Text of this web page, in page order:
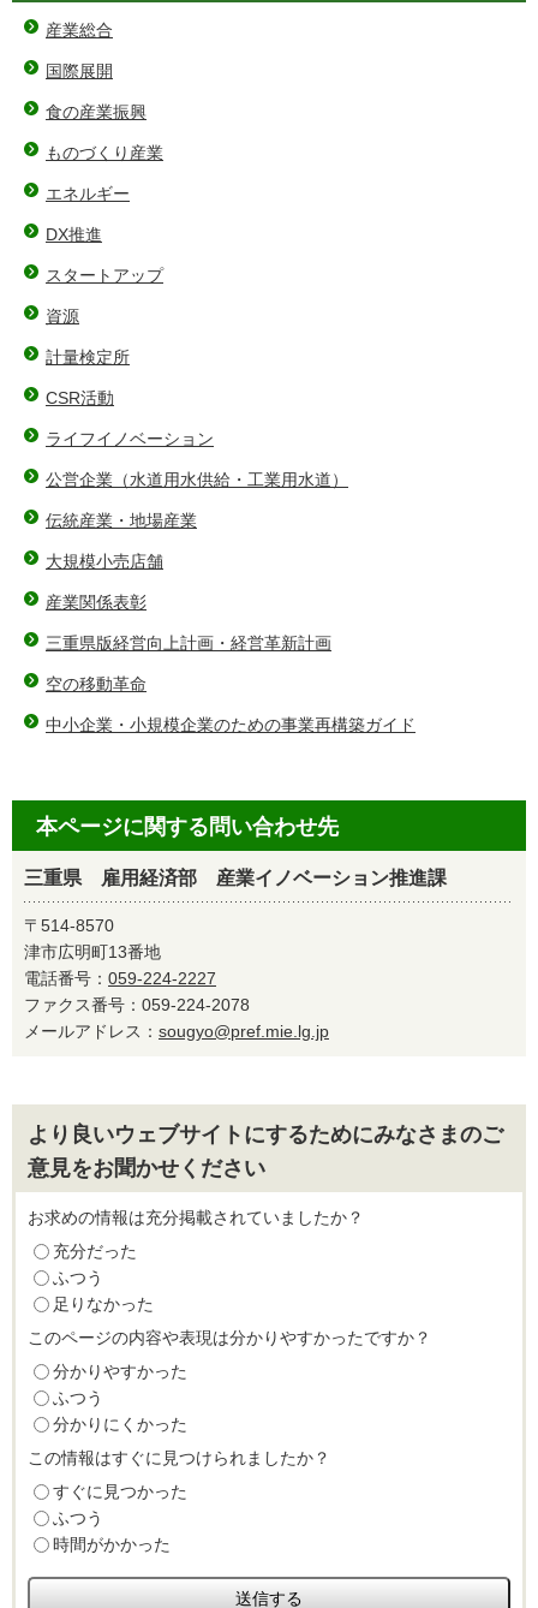
産業総合
国際展開
食の産業振興
ものづくり産業
エネルギー
DX推進
スタートアップ
資源
計量検定所
CSR活動
ライフイノベーション
公営企業（水道用水供給・工業用水道）
伝統産業・地場産業
大規模小売店舗
産業関係表彰
三重県版経営向上計画・経営革新計画
空の移動革命
中小企業・小規模企業のための事業再構築ガイド
本ページに関する問い合わせ先
三重県 雇用経済部 産業イノベーション推進課
〒514-8570
津市広明町13番地
電話番号： 059-224-2227
ファクス番号：059-224-2078
メールアドレス： sougyo@pref.mie.lg.jp
より良いウェブサイトにするためにみなさまのご
意見をお聞かせください
お求めの情報は充分掲載されていましたか？
充分だった
ふつう
足りなかった
このページの内容や表現は分かりやすかったですか？
分かりやすかった
ふつう
分かりにくかった
この情報はすぐに見つけられましたか？
すぐに見つかった
ふつう
時間がかかった